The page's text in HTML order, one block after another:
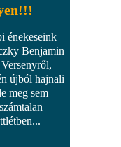
énekeseink
Benjamin
újból hajnali
meg sem